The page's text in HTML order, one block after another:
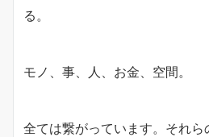
る。
モノ、事、人、お金、空間。
全ては繋がっています。それ